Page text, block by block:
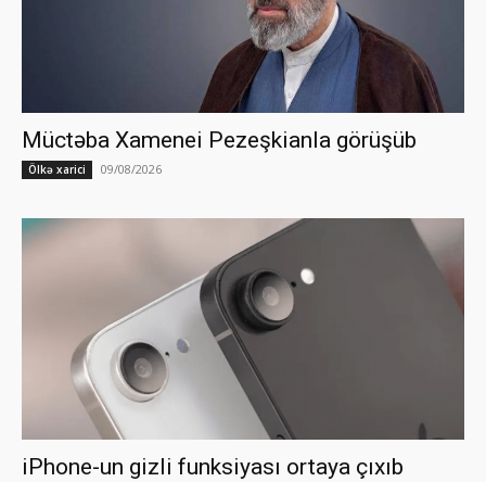
Müctəba Xamenei Pezeşkianla görüşüb
Ölkə xarici 09/08/2026
iPhone-un gizli funksiyası ortaya çıxıb